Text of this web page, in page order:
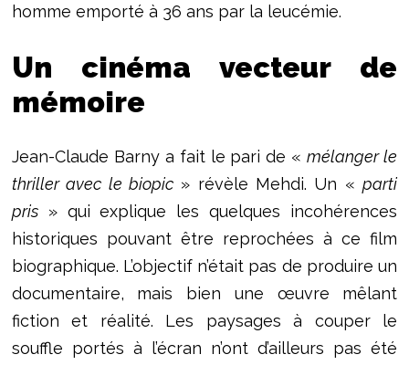
homme emporté à 36 ans par la leucémie.
Un cinéma vecteur de
mémoire
Jean-Claude Barny a fait le pari de «mélanger le
thriller avec le biopic» révèle Mehdi. Un «parti
pris» qui explique les quelques incohérences
historiques pouvant être reprochées à ce film
biographique. L’objectif n’était pas de produire un
documentaire, mais bien une œuvre mêlant
fiction et réalité. Les paysages à couper le
souffle portés à l’écran n’ont d’ailleurs pas été